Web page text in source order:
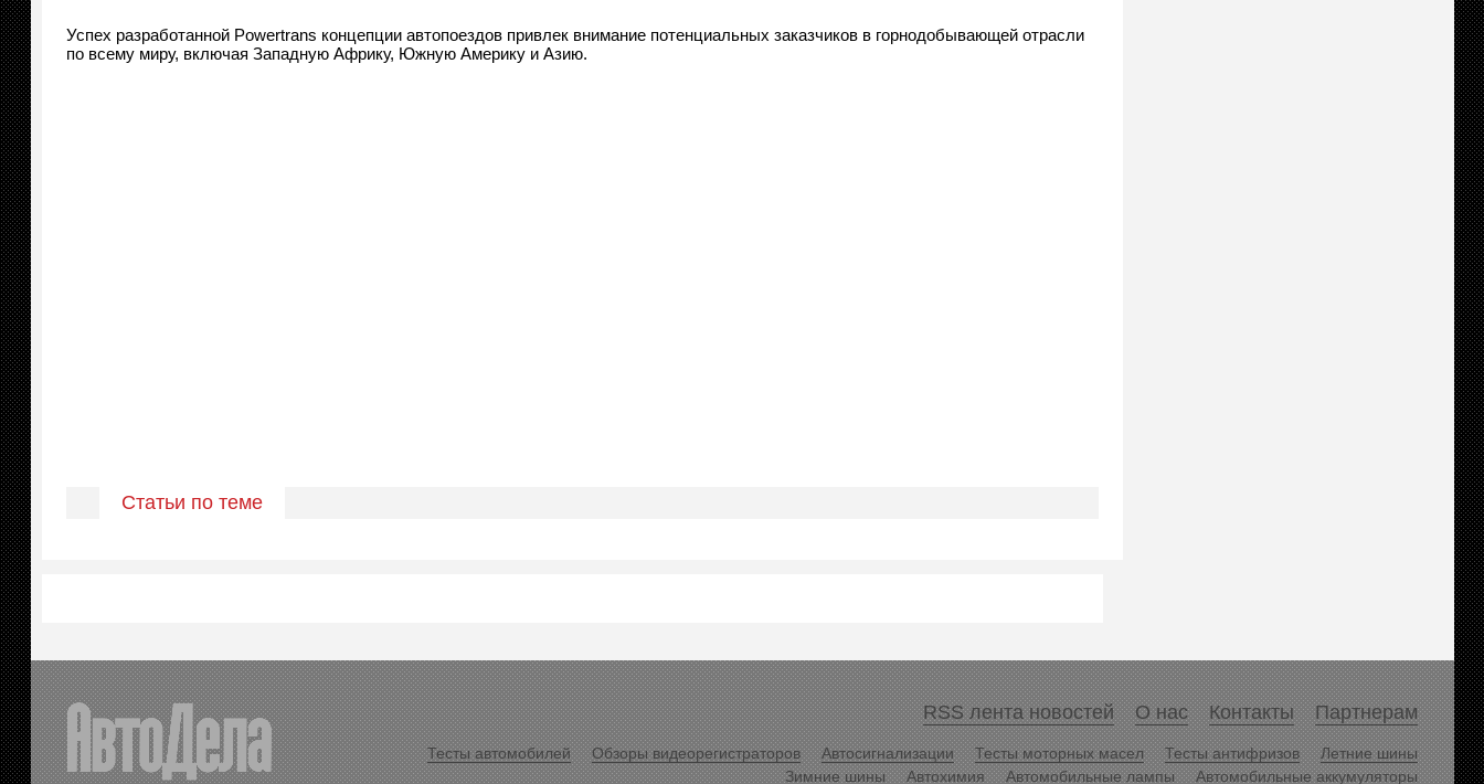
Успех разработанной Powertrans концепции автопоездов привлек внимание потенциальных заказчиков в горнодобывающей отрасли
по всему миру, включая Западную Африку, Южную Америку и Азию.
Статьи по теме
RSS лента новостей О нас Контакты Партнерам
Тесты автомобилей Обзоры видеорегистраторов Автосигнализации Тесты моторных масел Тесты антифризов
Летние шины
Зимние шины
Автохимия Автомобильные лампы Автомобильные аккумуляторы